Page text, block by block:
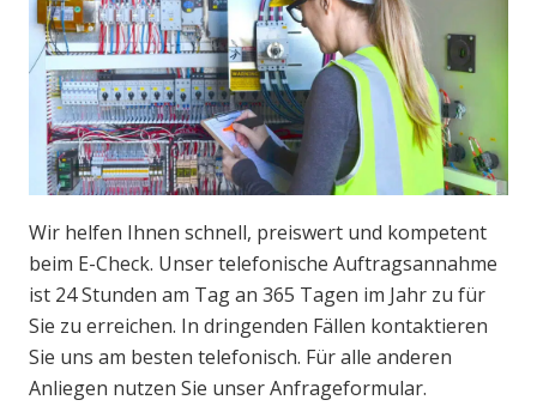
Wir helfen Ihnen schnell, preiswert und kompetent
beim E-Check. Unser telefonische Auftragsannahme
ist 24 Stunden am Tag an 365 Tagen im Jahr zu für
Sie zu erreichen. In dringenden Fällen kontaktieren
Sie uns am besten telefonisch. Für alle anderen
Anliegen nutzen Sie unser Anfrageformular.